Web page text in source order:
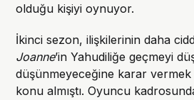
olduğu kişiyi oynuyor.
İkinci sezon, ilişkilerinin daha
Joanne’in Yahudiliğe geçmeyi
düşünmeyeceğine karar vermek
konu almıştı. Oyuncu